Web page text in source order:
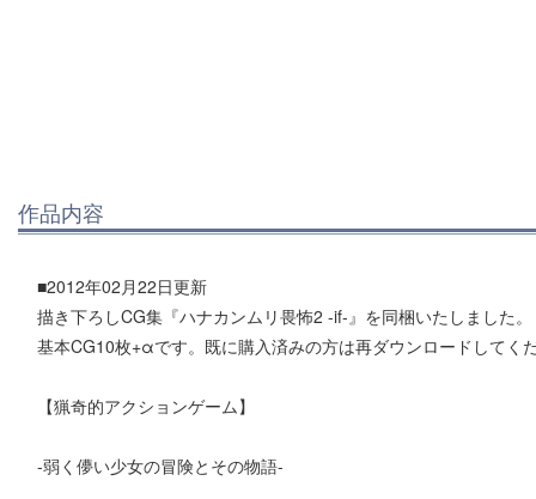
作品内容
■2012年02月22日更新
描き下ろしCG集『ハナカンムリ畏怖2 -if-』を同梱いたしました。
基本CG10枚+αです。既に購入済みの方は再ダウンロードしてく
【猟奇的アクションゲーム】
-弱く儚い少女の冒険とその物語-